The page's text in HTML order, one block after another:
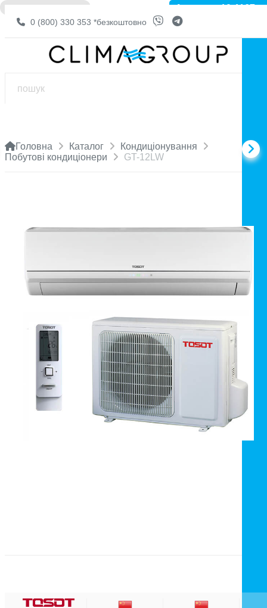
0 (800) 330 353 *безкоштовно
Головна Каталог
Кондиціонування
Побутові кондиціонери
GT-12LW
Артикул: 10-1167
❌ НЕМА В НАЯВНОСТІ